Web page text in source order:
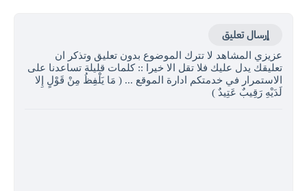
إرسال تعليق
عزيزي المشاهد لا تترك الموضوع بدون تعليق وتذكر ان
تعليقك يدل عليك فلا تقل الا خيرا :: كلمات قليلة تساعدنا على
الاستمرار في خدمتكم ادارة الموقع ... ( مَا يَلْفِظُ مِنْ قَوْلٍ إِلا
لَدَيْهِ رَقِيبٌ عَتِيدٌ )